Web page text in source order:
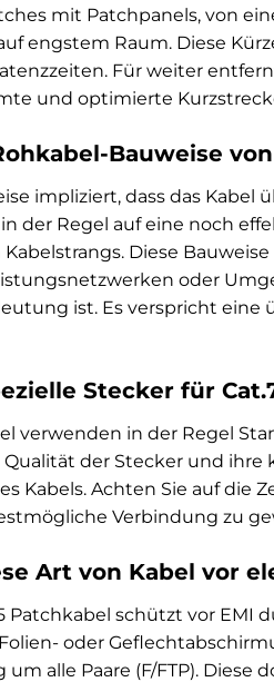
mit Patchpanels, von
engstem Raum. Diese
Für weiter
und optimierte
Bauweise
impliziert, dass das
der Regel auf eine noch
Diese
oder
ist. Es verspricht
Stecker für
verwenden in der Regel
der Stecker und
Kabels. Achten Sie auf die
Verbindung zu
Art von Kabel vor
Patchkabel schützt vor
oder
alle Paare (F/FTP).